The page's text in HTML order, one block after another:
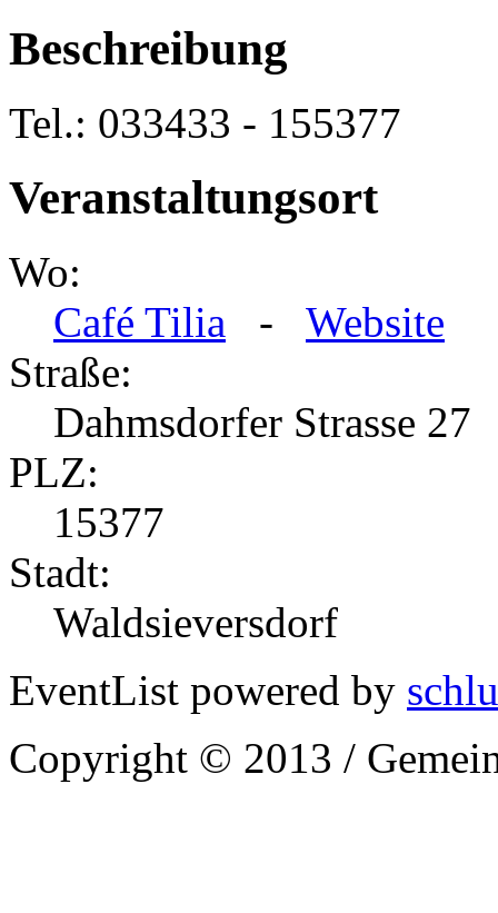
Beschreibung
Tel.: 033433 - 155377
Veranstaltungsort
Wo:
Café Tilia - Website
Straße:
Dahmsdorfer Strasse 27
PLZ:
15377
Stadt:
Waldsieversdorf
EventList powered by
Copyright © 2013 /